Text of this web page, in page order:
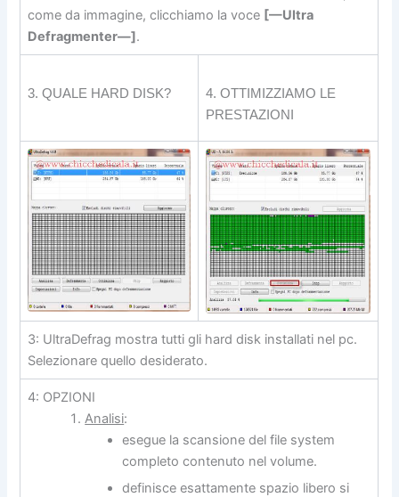
come da immagine, clicchiamo la voce [—Ultra
Defragmenter—].
3. QUALE HARD DISK?
4. OTTIMIZZIAMO LE
PRESTAZIONI
3: UltraDefrag mostra tutti gli hard disk installati nel pc.
Selezionare quello desiderato.
4: OPZIONI
Analisi:
esegue la scansione del file system
completo contenuto nel volume.
definisce esattamente spazio libero si